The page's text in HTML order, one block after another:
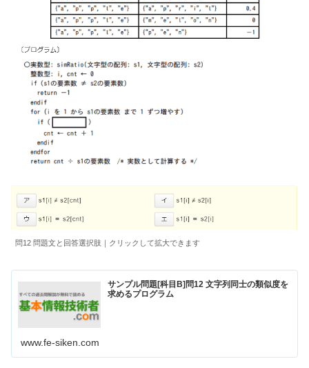
問12 問題文と回答選択肢｜クリックして拡大できます
サンプル問題[科目B]問12 文字列同士の類似度を
求めるプログラム
www.fe-siken.com